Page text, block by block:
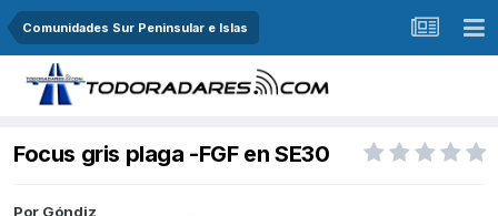
Comunidades Sur Peninsular e Islas
Focus gris plaga -FGF en SE30
Por Góndiz